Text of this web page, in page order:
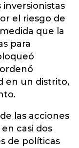
inversionistas
el riesgo de
que la
para
en un distrito,
las acciones
casi dos
de políticas